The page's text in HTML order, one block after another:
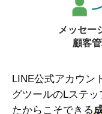
メッセー
顧客
LINE公式アカウン
グツールのLステ
たからこそできる